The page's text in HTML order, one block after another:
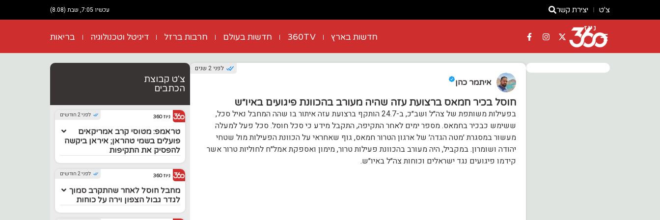
צ'ט יצירת קשר עכשיו 7:05, שבת (8.08)
ניוז
חדשות בארץ 360TV חדשות בעולם חרבות ברזל דיגיטל וטכנולוגיה בריאות
איתמר כהן
חוסל בכיר חמאס ברצועת עזה שהיה מעורב בהכוונת פיגועים באיו״ש
בפעילות משותפת של צה״ל ושב״כ, ב-24.7 הותקף ברצועת עזה איתור בו שהה המחבל נאיל סכל,
ששימש כבכיר בחמאס. מספר ימים לאחר התקיפה, התקבל מידע כי סכל חוסל. סכל פעל למעלה
מעשור במסגרת ׳מטה הגדה׳ של ארגון הטרור חמאס, גוף שאחראי על הכוונת הפעילות מול שטחי
יהודה ושומרון. במקביל, היה מעורב בהכוונת פעילות טרור, מימון ואספקת אמל״ח לחוליות טרור אשר
קידמו פיגועים נגד ישראלים וכוחות צה״ל באיו״ש.
לפני 2 שנים
צ'ט קבוצת
הכתבים
לפני 2 חודשים ניוז 360
טראמפ: מטוסי קרב אמריקאים
פועלים בשמי טהראן; איראן ביקשה
להפסיק את התקיפות
לפני 2 חודשים ניוז 360
מחבל חוסל לאחר שהתקרב סמוך
לגדר גבול הצפון וירה על כוחות